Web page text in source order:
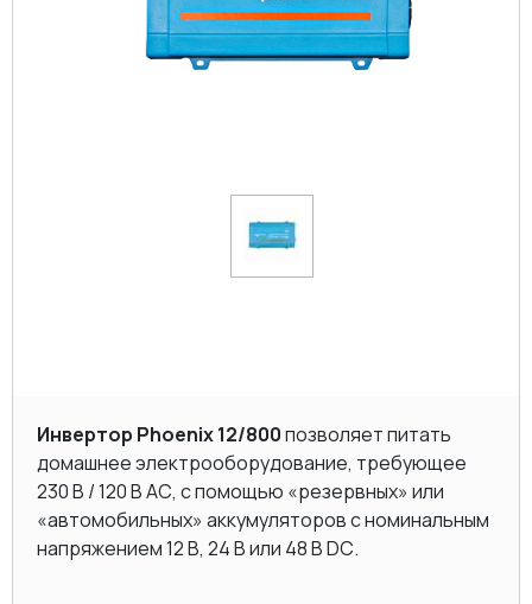
Инвертор Phoenix 12/800позволяет питать
домашнее электрооборудование, требующее
230 В / 120 В AC, с помощью «резервных» или
«автомобильных» аккумуляторов с номинальным
напряжением 12 В, 24 В или 48 В DC.